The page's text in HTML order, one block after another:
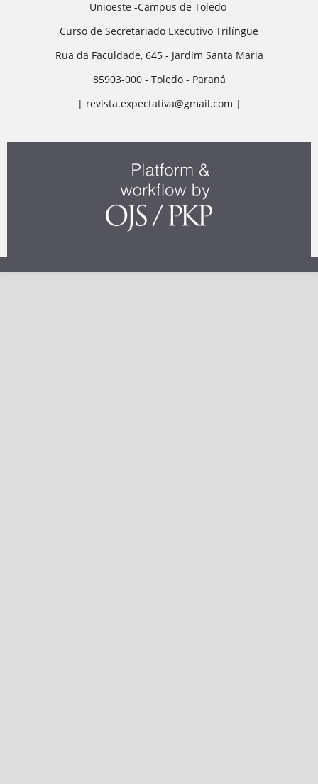
Unioeste -Campus de Toledo
Curso de Secretariado Executivo Trilíngue
Rua da Faculdade, 645 - Jardim Santa Maria
85903-000 - Toledo - Paraná
| revista.expectativa@gmail.com |